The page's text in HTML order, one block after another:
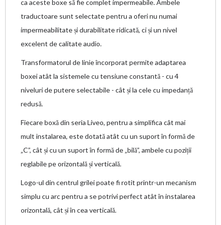
ca aceste boxe să fie complet impermeabile. Ambele
traductoare sunt selectate pentru a oferi nu numai
impermeabilitate și durabilitate ridicată, ci și un nivel
excelent de calitate audio.
Transformatorul de linie încorporat permite adaptarea
boxei atât la sistemele cu tensiune constantă - cu 4
niveluri de putere selectabile - cât și la cele cu impedanță
redusă.
Fiecare boxă din seria Liveo, pentru a simplifica cât mai
mult instalarea, este dotată atât cu un suport în formă de
„C”, cât și cu un suport în formă de „bilă”, ambele cu poziții
reglabile pe orizontală și verticală.
Logo-ul din centrul grilei poate fi rotit printr-un mecanism
simplu cu arc pentru a se potrivi perfect atât în ​​instalarea
orizontală, cât și în cea verticală.